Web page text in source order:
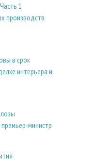
1
производств
в срок
интерьера и
министр